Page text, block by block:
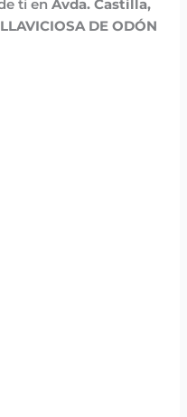
ti enAvda. Castilla,
DE ODÓN